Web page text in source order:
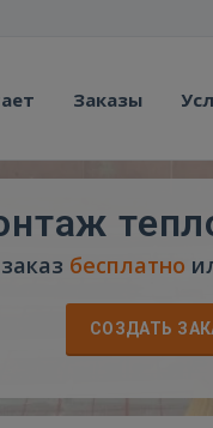
Заказы
бесплатно
СОЗДАТЬ